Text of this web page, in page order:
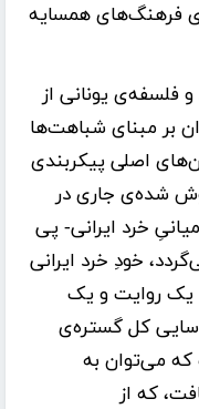
فرهنگ‌های همسایه
یونانی از
بر مبنای شباهت‌ها
اصلی پیکربندی
شده‌ی جاری در
خرد ایرانی- پی
خودِ خرد ایرانی
یک روایت و یک
کل گستره‌ی
که می‌توان به
که از